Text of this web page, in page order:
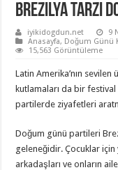
Brezilya Tarzı
iyikidogdun.net
9
Anasayfa, Doğum Günü
15,563 Görüntüleme
Latin Amerika’nın
kutlamaları da bir festival
partilerde ziyafetleri
Doğum günü partileri
geleneğidir. Çocuklar için
arkadaşları ve onların